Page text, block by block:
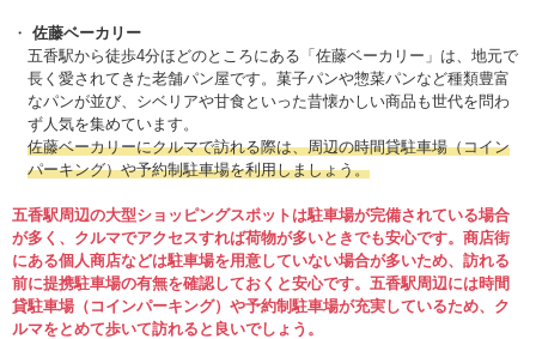
佐藤ベーカリー
五香駅から徒歩4分ほどのところにある「佐藤ベーカリー」は、地元で
長く愛されてきた老舗パン屋です。菓子パンや惣菜パンなど種類豊富
なパンが並び、シベリアや甘食といった昔懐かしい商品も世代を問わ
ず人気を集めています。
佐藤ベーカリーにクルマで訪れる際は、周辺の時間貸駐車場（コイン
パーキング）や予約制駐車場を利用しましょう。
五香駅周辺の大型ショッピングスポットは駐車場が完備されている場合
が多く、クルマでアクセスすれば荷物が多いときでも安心です。商店街
にある個人商店などは駐車場を用意していない場合が多いため、訪れる
前に提携駐車場の有無を確認しておくと安心です。五香駅周辺には時間
貸駐車場（コインパーキング）や予約制駐車場が充実しているため、ク
ルマをとめて歩いて訪れると良いでしょう。